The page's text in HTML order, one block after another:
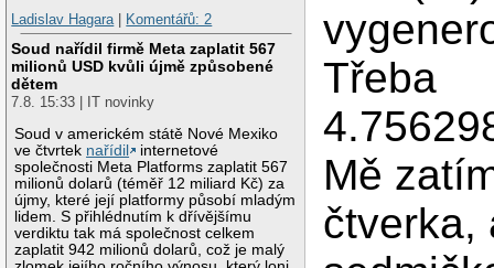
Ladislav Hagara| Komentářů: 2
Soud nařídil firmě Meta zaplatit 567
milionů USD kvůli újmě způsobené
dětem
7.8. 15:33 | IT novinky
Soud v americkém státě Nové Mexiko
ve čtvrtek nařídil
internetové
společnosti Meta Platforms zaplatit 567
milionů dolarů (téměř 12 miliard Kč) za
újmy, které její platformy působí mladým
lidem. S přihlédnutím k dřívějšímu
verdiktu tak má společnost celkem
zaplatit 942 milionů dolarů, což je malý
Třeba
Mě
čtverka,